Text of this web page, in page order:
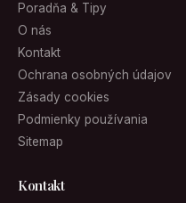
Poradňa & Tipy
O nás
Kontakt
Ochrana osobných údajov
Zásady cookies
Podmienky používania
Sitemap
Kontakt